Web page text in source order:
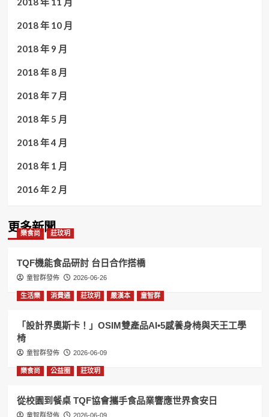
2018 年 10 月
2018 年 9 月
2018 年 8 月
2018 年 7 月
2018 年 5 月
2018 年 4 月
2018 年 1 月
2016 年 2 月
更多新聞
樂食尚 莊玟玥
TQF機能食品研討 台日合作搭橋
童智群發佈 2026-06-26
生活樂 消費通 莊玟玥 嚴漢本 童智群
「設計界奧斯卡！」OSIM雙產品AI•5感養身椅與天王工學
椅
童智群發佈 2026-06-09
樂食尚 公益圈 莊玟玥
從校園到餐桌 TQF協會攜手食品業響應世界食安日
童智群發佈 2026-06-09